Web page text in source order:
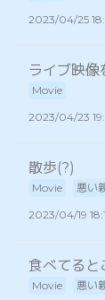
2023/04/25
ライブ映像
Movie
2023/04/23
散歩(?)
Movie
悪い
2023/04/19
食べてると
Movie
悪い